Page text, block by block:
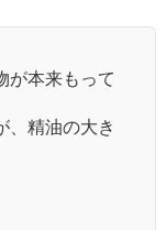
が本来もって
、精油の大き